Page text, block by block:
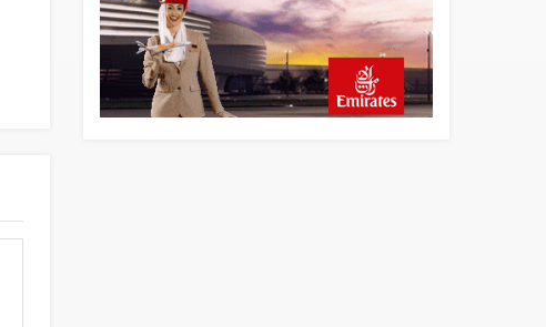
yakınında kırım geçirdi
23 saat önce
Lufthansa ilk uçağını Starlink